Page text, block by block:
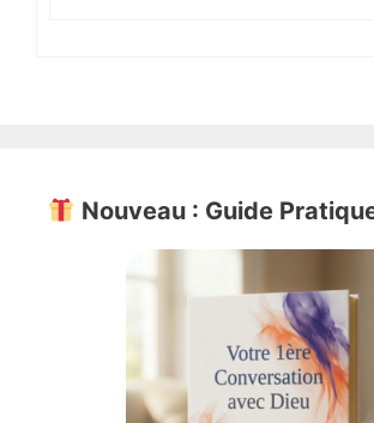
Nouveau : Guide